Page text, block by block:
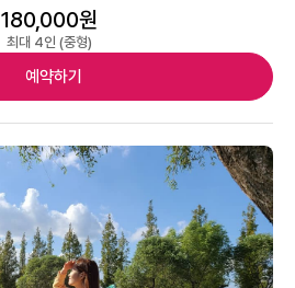
180,000원
최대 4인 (중형)
예약하기